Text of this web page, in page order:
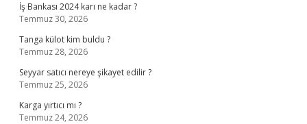
İş Bankası 2024 karı ne kadar ?
Temmuz 30, 2026
Tanga külot kim buldu ?
Temmuz 28, 2026
Seyyar satıcı nereye şikayet edilir ?
Temmuz 25, 2026
Karga yırtıcı mı ?
Temmuz 24, 2026